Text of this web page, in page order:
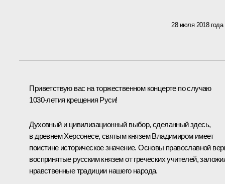
28 июля 2018 года
Приветствую вас на торжественном концерте по случаю
1030‑летия крещения Руси!
Духовный и цивилизационный выбор, сделанный здесь,
в древнем Херсонесе, святым князем Владимиром имеет
поистине историческое значение. Основы православной
воспринятые русским князем от греческих учителей,
нравственные традиции нашего народа.